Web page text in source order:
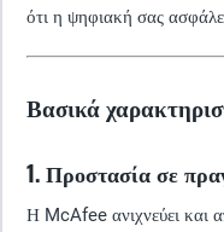
ότι η ψηφιακή σας
Βασικά
1. Προστασία σε
Η McAfee ανιχνεύει και